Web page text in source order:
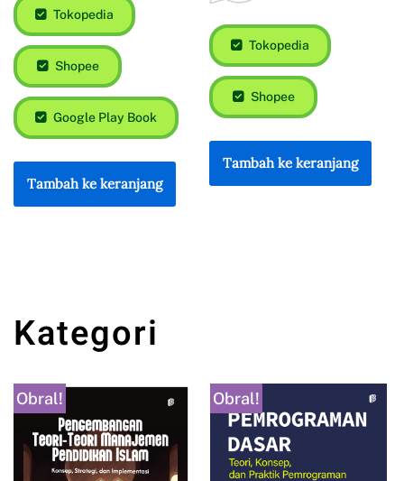
Tokopedia
Shopee
Google Play Book
Tambah ke keranjang
Tokopedia
Shopee
Tambah ke keranjang
Kategori
Obral! Obral!